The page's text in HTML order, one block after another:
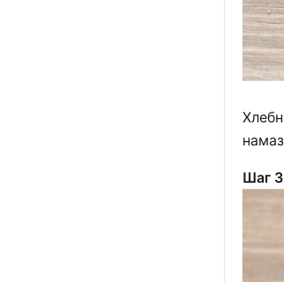
Шаг 3